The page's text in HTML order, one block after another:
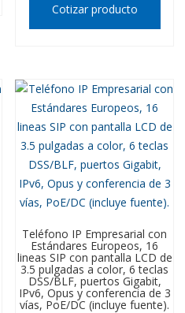
Cotizar producto
Teléfono IP Empresarial con
Estándares Europeos, 16
lineas SIP con pantalla LCD de
3.5 pulgadas a color, 6 teclas
DSS/BLF, puertos Gigabit,
IPv6, Opus y conferencia de 3
vías, PoE/DC (incluye fuente).